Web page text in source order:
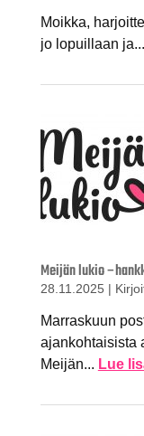
Moikka,
jo lopuillaan ja...
Meijän lukio
28.11.2025 |
Marraskuun
ajankohtaisista
Meijän... Lue